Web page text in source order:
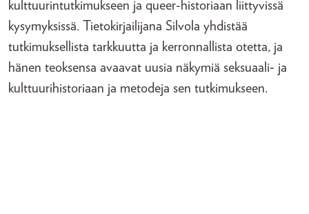
kulttuurintutkimukseen ja queer-historiaan liittyvissä
kysymyksissä. Tietokirjailijana Silvola yhdistää
tutkimuksellista tarkkuutta ja kerronnallista otetta, ja
hänen teoksensa avaavat uusia näkymiä seksuaali‑ ja
kulttuurihistoriaan ja metodeja sen tutkimukseen.